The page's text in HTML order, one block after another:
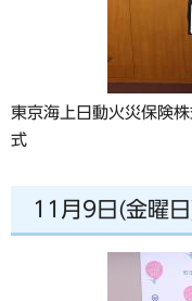
東京海上日動火災保険
式
11月9日(金曜